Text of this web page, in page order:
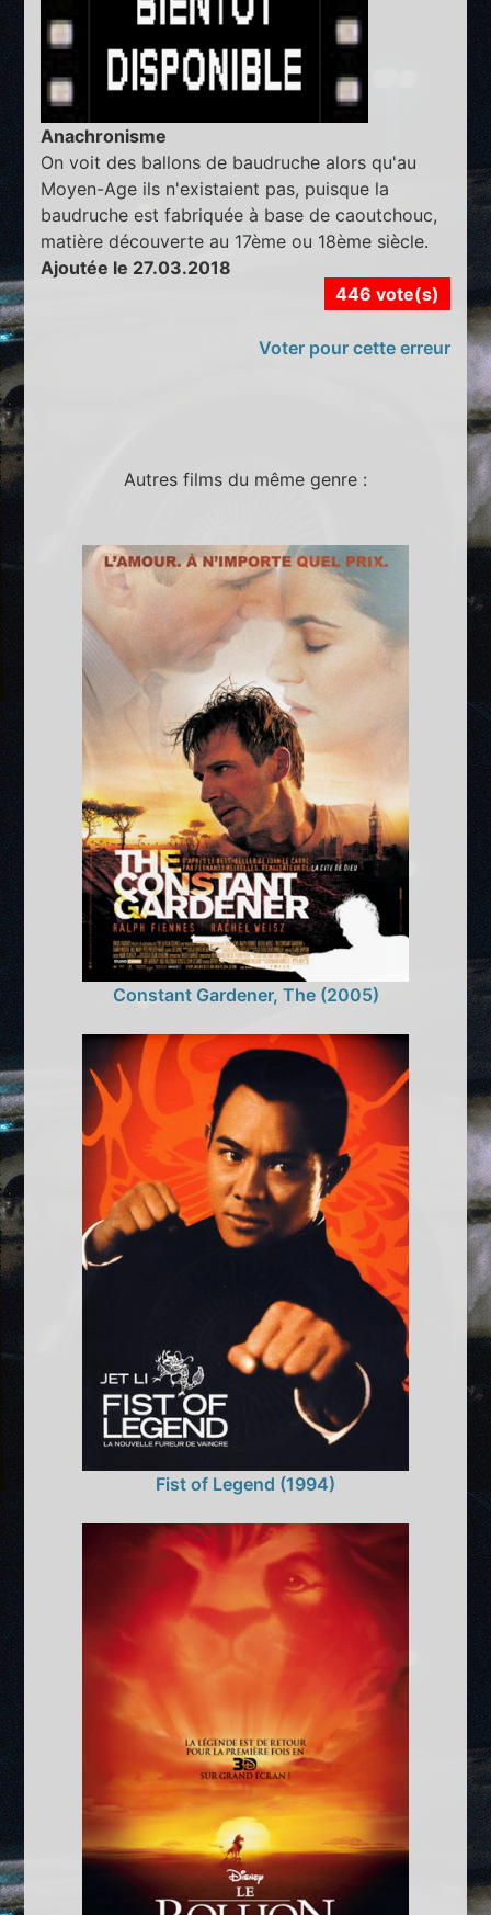
Anachronisme
On voit des ballons de baudruche alors qu'au
Moyen-Age ils n'existaient pas, puisque la
baudruche est fabriquée à base de caoutchouc,
matière découverte au 17ème ou 18ème siècle.
Ajoutée le 27.03.2018
446 vote(s)
Voter pour cette erreur
Autres films du même genre :
Constant Gardener, The (2005)
Fist of Legend (1994)